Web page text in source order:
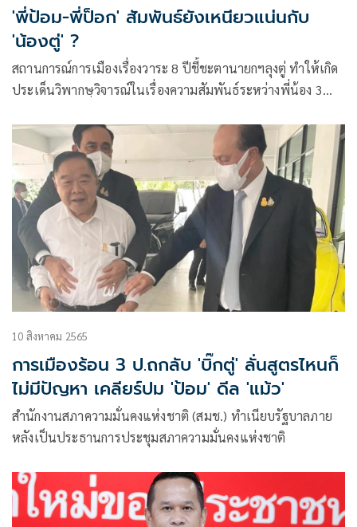
'พี่ป้อม-พี่ป็อก' สัมพันธ์ยังเหนียวแน่นกับ
'น้องตู่' ?
สถานการณ์การเมืองเรื่องวาระ 8 ปีชี้ชะตานายกฯลุงตู่ ทำให้เกิด
ประเด็นวิพากษฺวิจารณ์ในเรื่องความสัมพันธ์ระหว่างพี่น้อง 3
เป็นไปตามที่ทั้งสามคนเคยยืนยันหลายครั้ง
10 สิงหาคม 2565
การเมืองร้อน 3 ป.ถกลับ 'บิ๊กตู่' ลั่นสูตรไหนก็
ไม่มีปัญหา เคลียร์ปม 'ป้อม' ดีล 'แม้ว'
สำนักงานสภาความมั่นคงแห่งชาติ (สมช.) ทำเนียบรัฐบาลภาย
หลังเป็นประธานการประชุมสภาความมั่นคงแห่งชาติ